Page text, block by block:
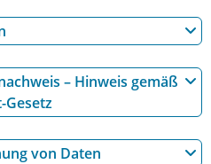
– Hinweis gemäß
Gesetz
von Daten